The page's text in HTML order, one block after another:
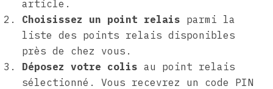
article.
Choisissez un point relais parmi la
liste des points relais disponibles
près de chez vous.
Déposez votre colis au point relais
sélectionné. Vous recevrez un code PIN